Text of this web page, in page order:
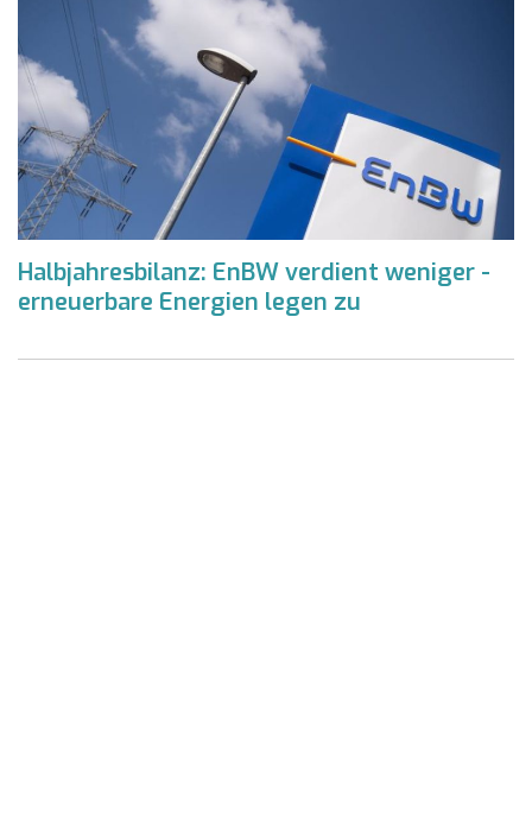
Halbjahresbilanz: EnBW verdient weniger -
erneuerbare Energien legen zu